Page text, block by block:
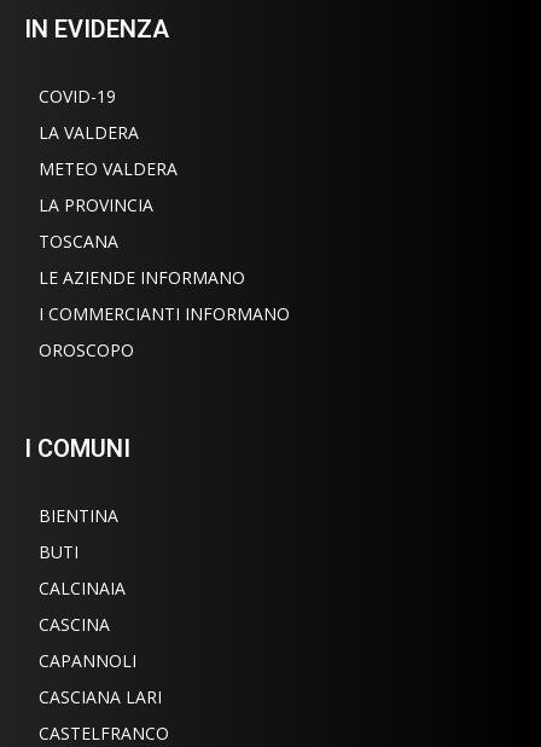
IN EVIDENZA
COVID-19
LA VALDERA
METEO VALDERA
LA PROVINCIA
TOSCANA
LE AZIENDE INFORMANO
I COMMERCIANTI INFORMANO
OROSCOPO
I COMUNI
BIENTINA
BUTI
CALCINAIA
CASCINA
CAPANNOLI
CASCIANA LARI
CASTELFRANCO